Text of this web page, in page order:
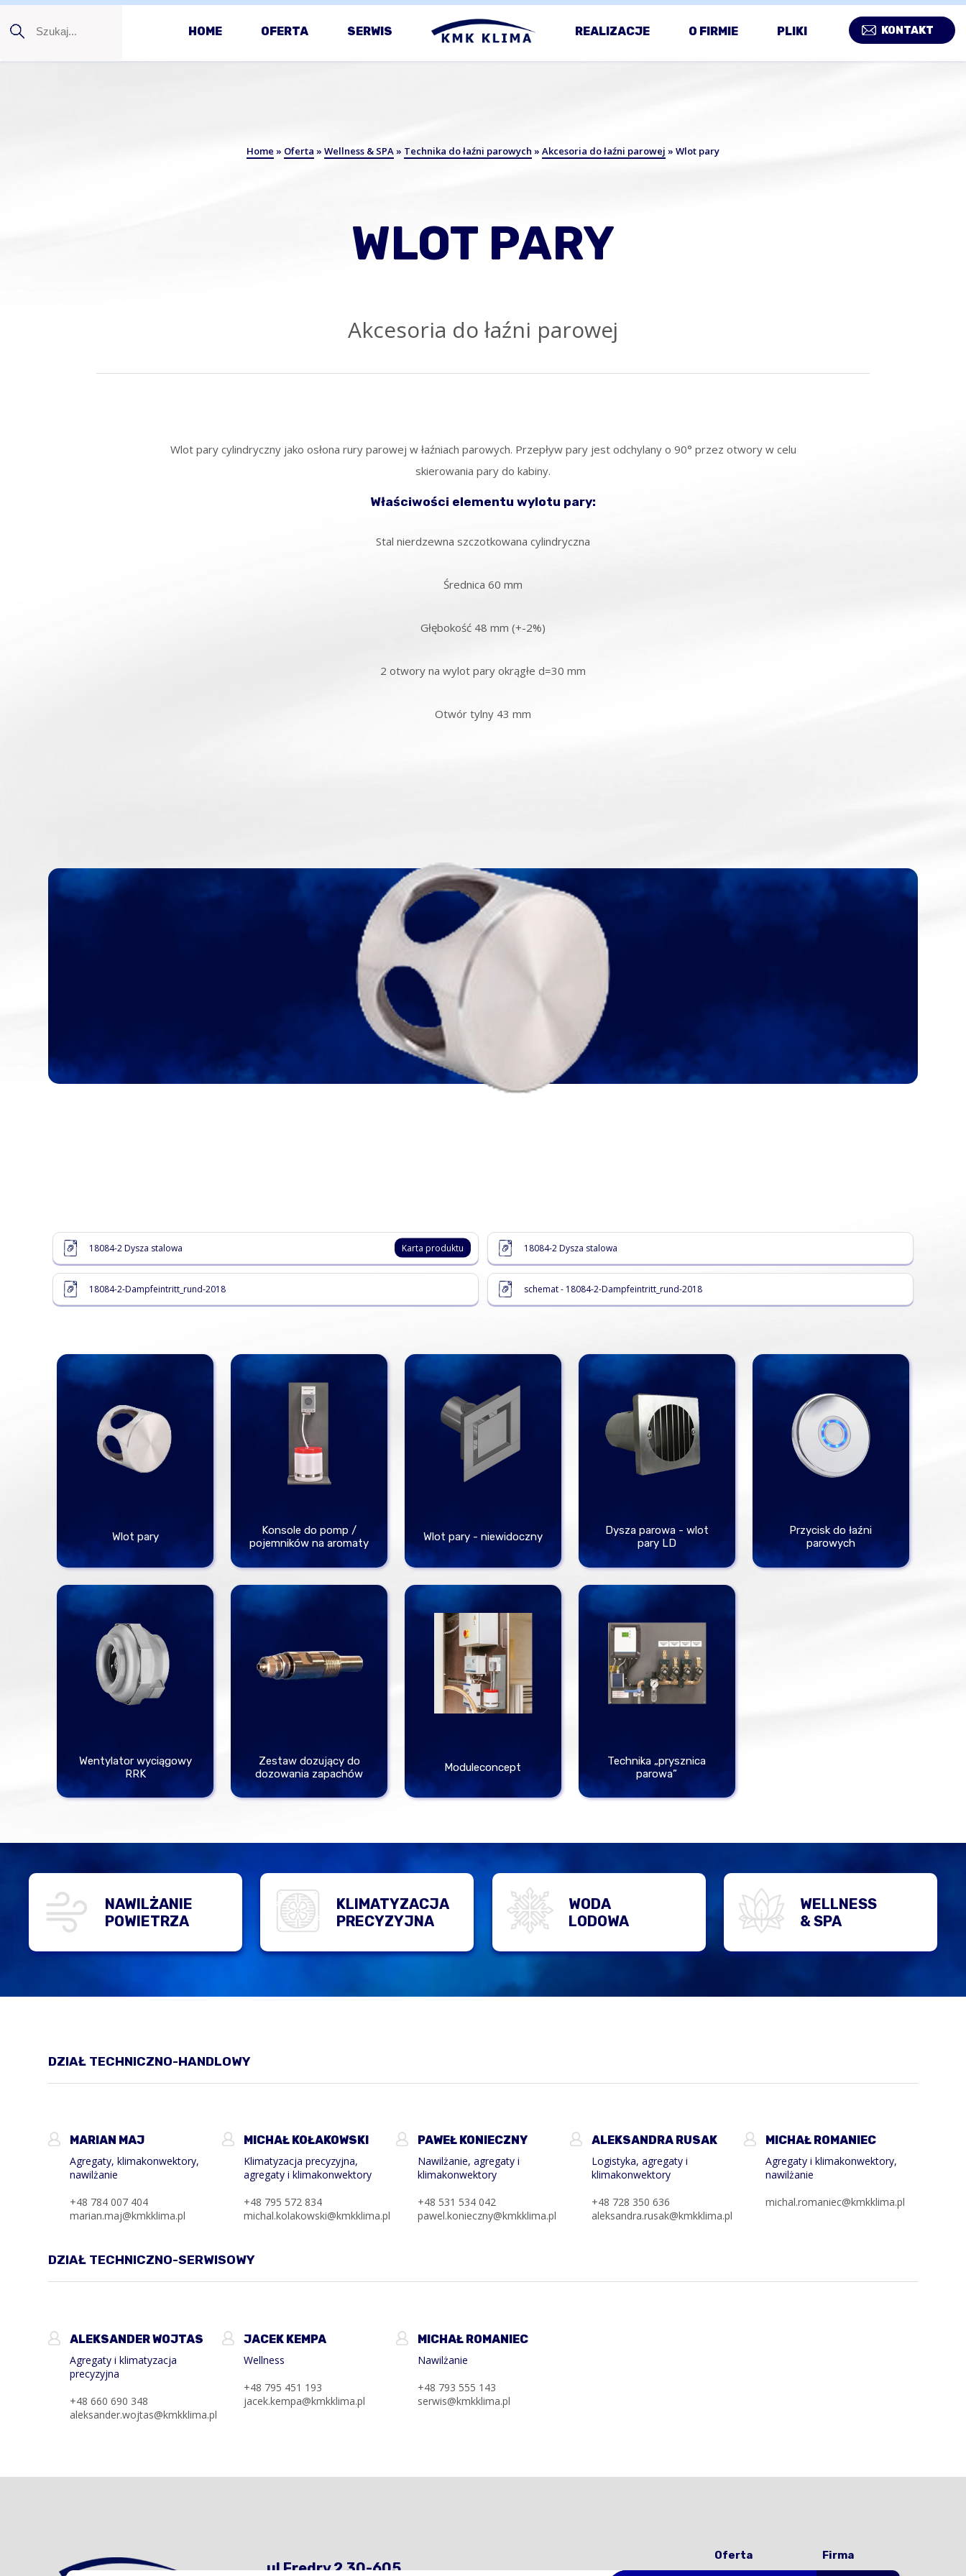
+48122629343 +48123535173 biuro@kmkklima.pl
HOME OFERTA SERWIS REALIZACJE O FIRMIE PLIKI KONTAKT
Home » Oferta » Wellness & SPA » Technika do łaźni parowych » Akcesoria do łaźni parowej » Wlot pary
WLOT PARY
Akcesoria do łaźni parowej
Wlot pary cylindryczny jako osłona rury parowej w łaźniach parowych. Przepływ pary jest odchylany o 90° przez otwory w celu
skierowania pary do kabiny.
Właściwości elementu wylotu pary:
Stal nierdzewna szczotkowana cylindryczna
Średnica 60 mm
Głębokość 48 mm (+-2%)
2 otwory na wylot pary okrągłe d=30 mm
Otwór tylny 43 mm
18084-2 Dysza stalowa Karta produktu 18084-2 Dysza stalowa
18084-2-Dampfeintritt_rund-2018 schemat - 18084-2-Dampfeintritt_rund-2018
Wlot pary
Konsole do pomp /
pojemników na aromaty
Wlot pary - niewidoczny
Dysza parowa - wlot
pary LD
Przycisk do łaźni
parowych
Wentylator wyciągowy
RRK
Zestaw dozujący do
dozowania zapachów
Moduleconcept
Technika „prysznica
parowa”
NAWILŻANIE
POWIETRZA
KLIMATYZACJA
PRECYZYJNA
WODA
LODOWA
WELLNESS
& SPA
DZIAŁ TECHNICZNO-HANDLOWY
MARIAN MAJ
Agregaty, klimakonwektory,
nawilżanie
+48 784 007 404
marian.maj@kmkklima.pl
MICHAŁ KOŁAKOWSKI
Klimatyzacja precyzyjna,
agregaty i klimakonwektory
+48 795 572 834
michal.kolakowski@kmkklima.pl
PAWEŁ KONIECZNY
Nawilżanie, agregaty i
klimakonwektory
+48 531 534 042
pawel.konieczny@kmkklima.pl
ALEKSANDRA RUSAK
Logistyka, agregaty i
klimakonwektory
+48 728 350 636
aleksandra.rusak@kmkklima.pl
MICHAŁ ROMANIEC
Agregaty i klimakonwektory,
nawilżanie
michal.romaniec@kmkklima.pl
DZIAŁ TECHNICZNO-SERWISOWY
ALEKSANDER WOJTAS
Agregaty i klimatyzacja
precyzyjna
+48 660 690 348
aleksander.wojtas@kmkklima.pl
JACEK KEMPA
Wellness
+48 795 451 193
jacek.kempa@kmkklima.pl
MICHAŁ ROMANIEC
Nawilżanie
+48 793 555 143
serwis@kmkklima.pl
ul Fredry 2 30-605
Firma
Oferta